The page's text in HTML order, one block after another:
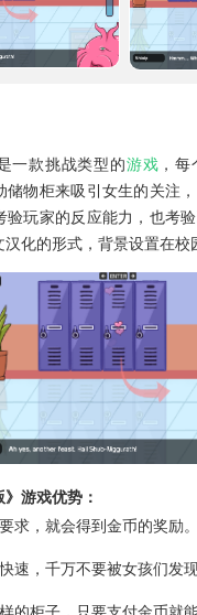
儿童教育
1百+款手游
一款挑战类型的游戏 ，
物柜来吸引女生的关注
玩家的反应能力，也考
化的形式，背景设置在校
》游戏优势：
求，就会得到金币的奖励。
速，千万不要被女孩们发现